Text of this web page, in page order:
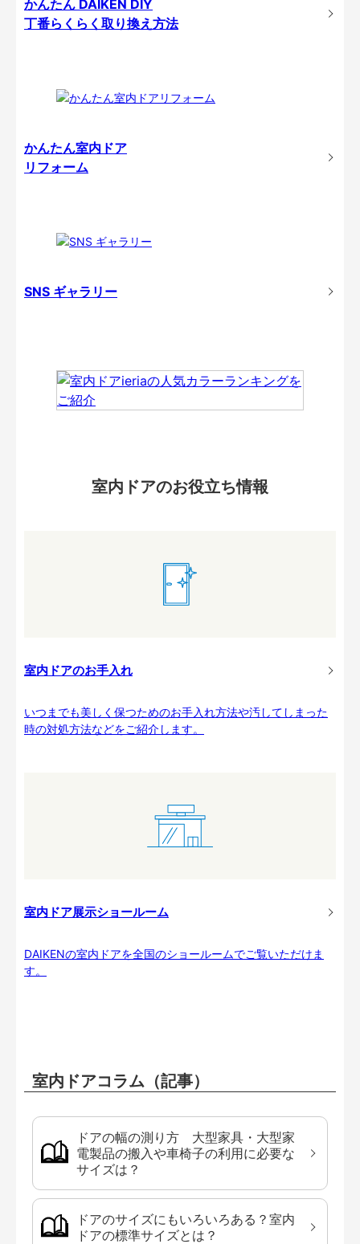
かんたん DAIKEN DIY
丁番らくらく取り換え方法
かんたん室内ドア
リフォーム
SNS ギャラリー
室内ドアのお役立ち情報
室内ドアのお手入れ
いつまでも美しく保つためのお手入れ方法や汚してしまった
時の対処方法などをご紹介します。
室内ドア展示ショールーム
DAIKENの室内ドアを全国のショールームでご覧いただけま
す。
室内ドアコラム（記事）
ドアの幅の測り方 大型家具・大型家
電製品の搬入や車椅子の利用に必要な
サイズは？
ドアのサイズにもいろいろある？室内
ドアの標準サイズとは？